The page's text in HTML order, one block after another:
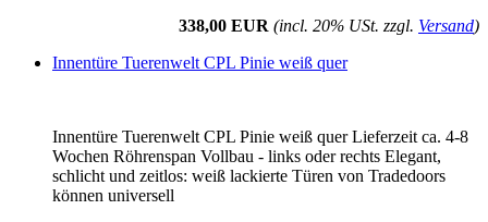
338,00 EUR (incl. 20% USt. zzgl. Versand)
Innentüre Tuerenwelt CPL Pinie weiß quer
Innentüre Tuerenwelt CPL Pinie weiß quer Lieferzeit ca. 4-8
Wochen Röhrenspan Vollbau - links oder rechts Elegant,
schlicht und zeitlos: weiß lackierte Türen von Tradedoors
können universell